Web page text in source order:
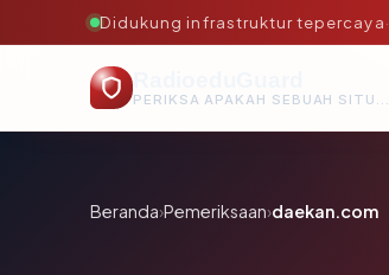
Didukung infrastruktur tepercaya·
PERIKSA APAKAH SEBUAH SITUS AMAN, TEPERCAYA, DAN TERVERIFIKASI DALAM HITUNGAN DETIK.
Beranda›Pemeriksaan›daekan.com